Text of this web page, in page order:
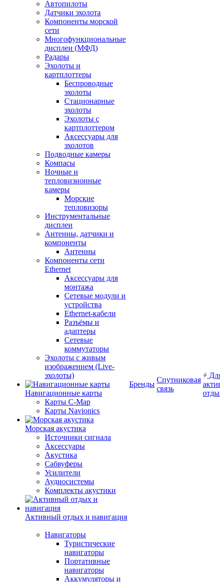
Автопилоты
Датчики эхолота
Компоненты морской
сети
Многофункциональные
дисплеи (МФД)
Радары
Эхолоты и
картплоттеры
Беспроводные
эхолоты
Стационарные
эхолоты
Эхолоты с
картплоттером
Аксессуары для
эхолотов
Подводные камеры
Компасы
Ночные и
тепловизионные
камеры
Морские
тепловизоры
Инструментальные
дисплеи
Антенны, датчики и
компоненты
Антенны
Компоненты сети
Ethernet
Аксессуары для
монтажа
Сетевые модули и
устройства
Ethernet-кабели
Разъёмы и
адаптеры
Сетевые
коммутаторы
Эхолоты с живым
изображением (Live-
эхолоты)
Навигационные карты
Карты C-Map
Карты Navionics
Морская акустика
Источники сигнала
Аксессуары
Акустика
Сабвуферы
Усилители
Аудиосистемы
Комплекты акустики
Активный отдых и навигация
Навигаторы
Туристические
навигаторы
Портативные
навигаторы
Аккумуляторы и
Бренды
Спутниковая
связь